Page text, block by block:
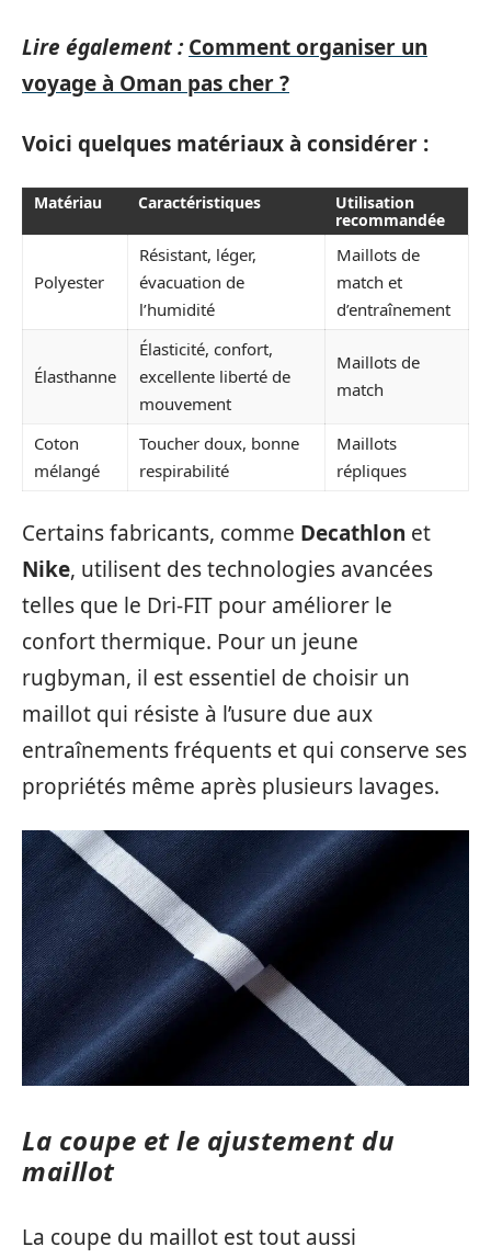
Lire également : Comment organiser un
voyage à Oman pas cher ?
Voici quelques matériaux à considérer :
Matériau Caractéristiques
Utilisation
recommandée
Polyester
Résistant, léger,
évacuation de
l’humidité
Maillots de
match et
d’entraînement
Élasthanne
Élasticité, confort,
excellente liberté de
mouvement
Maillots de
match
Coton
mélangé
Toucher doux, bonne
respirabilité
Maillots
répliques
Certains fabricants, comme Decathlon et
Nike, utilisent des technologies avancées
telles que le Dri-FIT pour améliorer le
confort thermique. Pour un jeune
rugbyman, il est essentiel de choisir un
maillot qui résiste à l’usure due aux
entraînements fréquents et qui conserve ses
propriétés même après plusieurs lavages.
La coupe et le ajustement du
maillot
La coupe du maillot est tout aussi